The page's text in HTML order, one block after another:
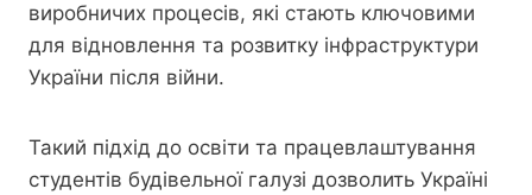
виробничих процесів, які стають ключовими
для відновлення та розвитку інфраструктури
України після війни.
Такий підхід до освіти та працевлаштування
студентів будівельної галузі дозволить Україні